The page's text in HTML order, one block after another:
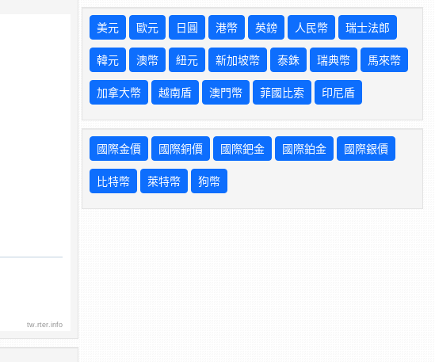
tw.rter.info
美元 歐元 日圓 港幣 英鎊 人民幣 瑞士法郎
韓元 澳幣 紐元 新加坡幣 泰銖 瑞典幣 馬來幣
加拿大幣 越南盾 澳門幣 菲國比索 印尼盾
國際金價 國際銅價 國際鈀金 國際鉑金 國際銀價
比特幣 萊特幣 狗幣